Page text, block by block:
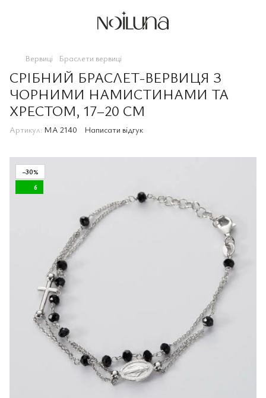
Вервиці Браслети вервиці
СРІБНИЙ БРАСЛЕТ-ВЕРВИЦЯ З
ЧОРНИМИ НАМИСТИНАМИ ТА
ХРЕСТОМ, 17–20 СМ
Артикул: MA 2140 Написати відгук
−30%
6